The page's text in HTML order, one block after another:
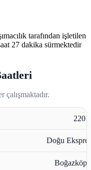
tarafından işletilen
27 dakika sürmektedir
çalışmaktadır.
Doğu